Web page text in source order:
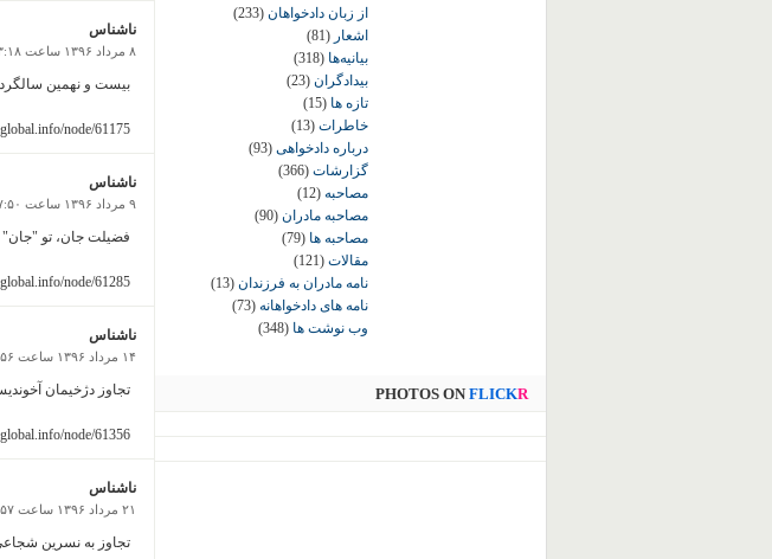
ناشناس
۸ مرداد ۱۳۹۶ ساعت ۳:۱۸
بیست و نهمین سالگرد
node/61175
ناشناس
۹ مرداد ۱۳۹۶ ساعت ۷:۵۰
فضیلت جان، تو "جان"
node/61285
ناشناس
۱۴ مرداد ۱۳۹۶ ساعت ۷:۵۶
تجاوز دژخیمان
node/61356
ناشناس
۲۱ مرداد ۱۳۹۶ ساعت ۷:۵۷
تجاوز به نسرین شجاعی
از زبان دادخواهان (233)
اشعار (81)
بیانیه‌ها (318)
بیدادگران (23)
تازه ها (15)
خاطرات (13)
درباره دادخواهی (93)
گزارشات (366)
مصاحبه (12)
مصاحبه مادران (90)
مصاحبه ها (79)
مقالات (121)
نامه مادران به فرزندان (13)
نامه های دادخواهانه (73)
وب نوشت ها (348)
PHOTOS ON FLICKR